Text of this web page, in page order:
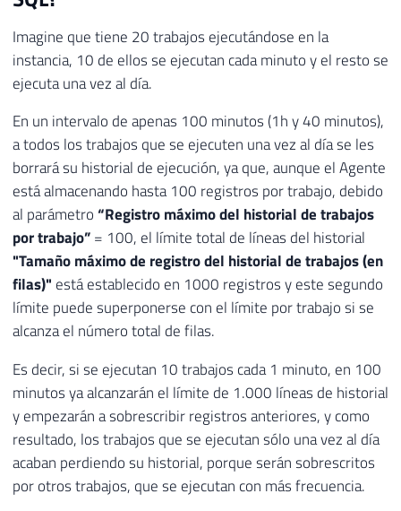
Imagine que tiene 20 trabajos ejecutándose en la
instancia, 10 de ellos se ejecutan cada minuto y el resto se
ejecuta una vez al día.
En un intervalo de apenas 100 minutos (1h y 40 minutos),
a todos los trabajos que se ejecuten una vez al día se les
borrará su historial de ejecución, ya que, aunque el Agente
está almacenando hasta 100 registros por trabajo, debido
al parámetro“Registro máximo del historial de trabajos
por trabajo”= 100, el límite total de líneas del historial
"Tamaño máximo de registro del historial de trabajos (en
filas)" está establecido en 1000 registros y este segundo
límite puede superponerse con el límite por trabajo si se
alcanza el número total de filas.
Es decir, si se ejecutan 10 trabajos cada 1 minuto, en 100
minutos ya alcanzarán el límite de 1.000 líneas de historial
y empezarán a sobrescribir registros anteriores, y como
resultado, los trabajos que se ejecutan sólo una vez al día
acaban perdiendo su historial, porque serán sobrescritos
por otros trabajos, que se ejecutan con más frecuencia.